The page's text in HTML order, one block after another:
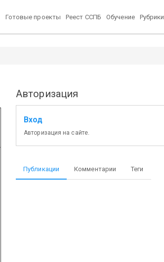
Готовые проекты Реест ССПБ Обучение Рубрики
Авторизация
Вход
Авторизация на сайте.
Публикации Комментарии Теги